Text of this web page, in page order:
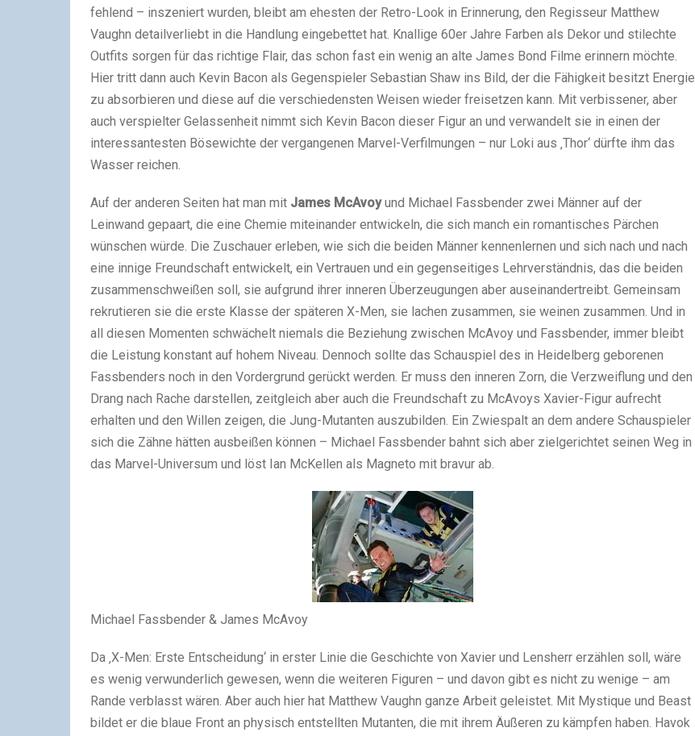
fehlend – inszeniert wurden, bleibt am ehesten der Retro-Look in Erinnerung, den Regisseur Matthew
Vaughn detailverliebt in die Handlung eingebettet hat. Knallige 60er Jahre Farben als Dekor und stilechte
Outfits sorgen für das richtige Flair, das schon fast ein wenig an alte James Bond Filme erinnern möchte.
Hier tritt dann auch Kevin Bacon als Gegenspieler Sebastian Shaw ins Bild, der die Fähigkeit besitzt Energie
zu absorbieren und diese auf die verschiedensten Weisen wieder freisetzen kann. Mit verbissener, aber
auch verspielter Gelassenheit nimmt sich Kevin Bacon dieser Figur an und verwandelt sie in einen der
interessantesten Bösewichte der vergangenen Marvel-Verfilmungen – nur Loki aus ‚Thor‘ dürfte ihm das
Wasser reichen.
Auf der anderen Seiten hat man mit James McAvoyund Michael Fassbender zwei Männer auf der
Leinwand gepaart, die eine Chemie miteinander entwickeln, die sich manch ein romantisches Pärchen
wünschen würde. Die Zuschauer erleben, wie sich die beiden Männer kennenlernen und sich nach und nach
eine innige Freundschaft entwickelt, ein Vertrauen und ein gegenseitiges Lehrverständnis, das die beiden
zusammenschweißen soll, sie aufgrund ihrer inneren Überzeugungen aber auseinandertreibt. Gemeinsam
rekrutieren sie die erste Klasse der späteren X-Men, sie lachen zusammen, sie weinen zusammen. Und in
all diesen Momenten schwächelt niemals die Beziehung zwischen McAvoy und Fassbender, immer bleibt
die Leistung konstant auf hohem Niveau. Dennoch sollte das Schauspiel des in Heidelberg geborenen
Fassbenders noch in den Vordergrund gerückt werden. Er muss den inneren Zorn, die Verzweiflung und den
Drang nach Rache darstellen, zeitgleich aber auch die Freundschaft zu McAvoys Xavier-Figur aufrecht
erhalten und den Willen zeigen, die Jung-Mutanten auszubilden. Ein Zwiespalt an dem andere Schauspieler
sich die Zähne hätten ausbeißen können – Michael Fassbender bahnt sich aber zielgerichtet seinen Weg in
das Marvel-Universum und löst Ian McKellen als Magneto mit bravur ab.
Michael Fassbender & James McAvoy
Da ‚X-Men: Erste Entscheidung‘ in erster Linie die Geschichte von Xavier und Lensherr erzählen soll, wäre
es wenig verwunderlich gewesen, wenn die weiteren Figuren – und davon gibt es nicht zu wenige – am
Rande verblasst wären. Aber auch hier hat Matthew Vaughn ganze Arbeit geleistet. Mit Mystique und Beast
bildet er die blaue Front an physisch entstellten Mutanten, die mit ihrem Äußeren zu kämpfen haben. Havok